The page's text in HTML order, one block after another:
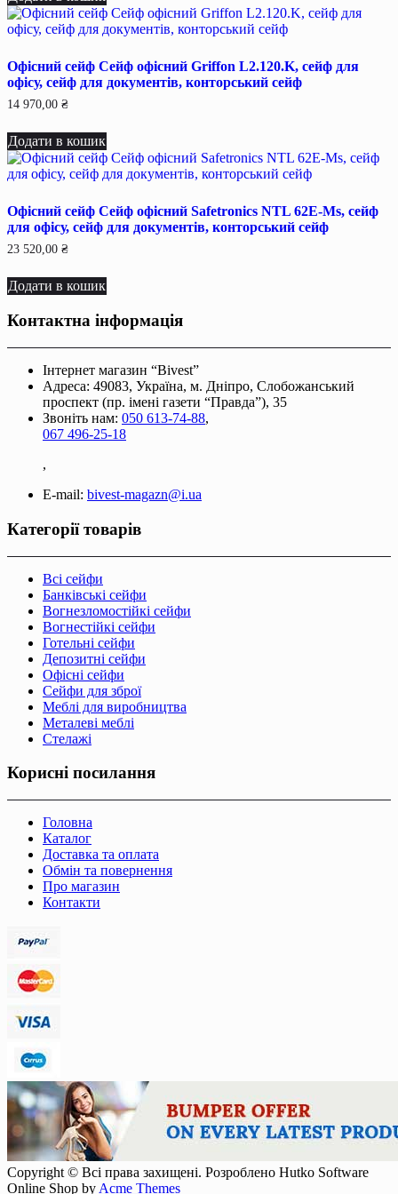
Офісний сейф Сейф офiсний Griffon L2.120.K, сейф для
офiсу, сейф для документiв, конторський сейф
14 970,00 ₴
Додати в кошик
Офісний сейф Сейф офiсний Safetronics NTL 62E-Мѕ, сейф
для офiсу, сейф для документiв, конторський сейф
23 520,00 ₴
Додати в кошик
Контактна інформація
Інтернет магазин “Bivest”
Адреса: 49083, Україна, м. Дніпро, Слобожанський
проспект (пр. імені газети “Правда”), 35
Звоніть нам: 050 613-74-88,
067 496-25-18
,
E-mail: bivest-magazn@i.ua
Категорії товарів
Всі сейфи
Банківські сейфи
Вогнезломостійкі сейфи
Вогнестійкі сейфи
Готельні сейфи
Депозитні сейфи
Офісні сейфи
Сейфи для зброї
Меблі для виробництва
Металеві меблі
Стелажі
Корисні посилання
Головна
Каталог
Доставка та оплата
Обмін та повернення
Про магазин
Контакти
Copyright © Всі права захищені. Розроблено Hutko Software
Online Shop by Acme Themes